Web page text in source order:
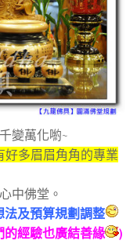
變萬化喲~
好多眉眉角角的專業
中佛堂。
及預算規劃調整
經驗也廣結善緣
)